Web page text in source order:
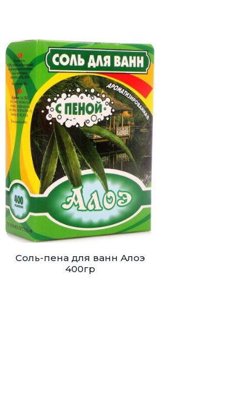
Соль-пена для ванн Алоэ
400гр